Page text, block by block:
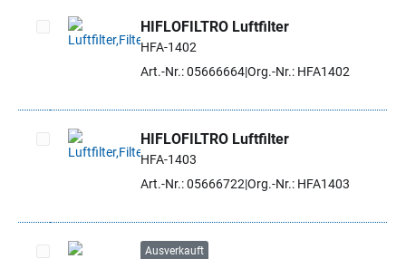
Artikel auswählen
HIFLOFILTRO Luftfilter
HFA-1402
Art.-Nr.: 05666664Org.-Nr.: HFA1402
Artikel auswählen
HIFLOFILTRO Luftfilter
HFA-1403
Art.-Nr.: 05666722 Org.-Nr.: HFA1403
Ausverkauft